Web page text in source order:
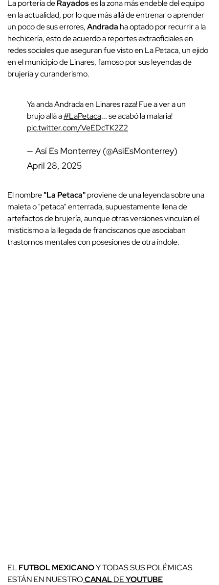
La portería deRayadoses la zona más endeble del equipo
en la actualidad, por lo que más allá de entrenar o aprender
un poco de sus errores,Andrada ha optado por recurrir a la
hechicería, esto de acuerdo a reportes extraoficiales en
redes sociales que aseguran fue visto en La Petaca, un ejido
en el municipio de Linares, famoso por sus leyendas de
brujería y curanderismo.
Ya anda Andrada en Linares raza! Fue a ver a un
brujo allá a#LaPetaca... se acabó la malaria!
pic.twitter.com/VeEDcTK2Z2
— Así Es Monterrey (@AsiEsMonterrey)
April 28, 2025
El nombre"La Petaca"proviene de una leyenda sobre una
maleta o "petaca" enterrada, supuestamente llena de
artefactos de brujería, aunque otras versiones vinculan el
misticismo a la llegada de franciscanos que asociaban
trastornos mentales con posesiones de otra índole.
ELFUTBOL MEXICANOY TODAS SUS POLÉMICAS
ESTÁN EN NUESTROCANALDEYOUTUBE